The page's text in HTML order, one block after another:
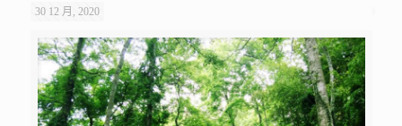
30 12 月, 2020